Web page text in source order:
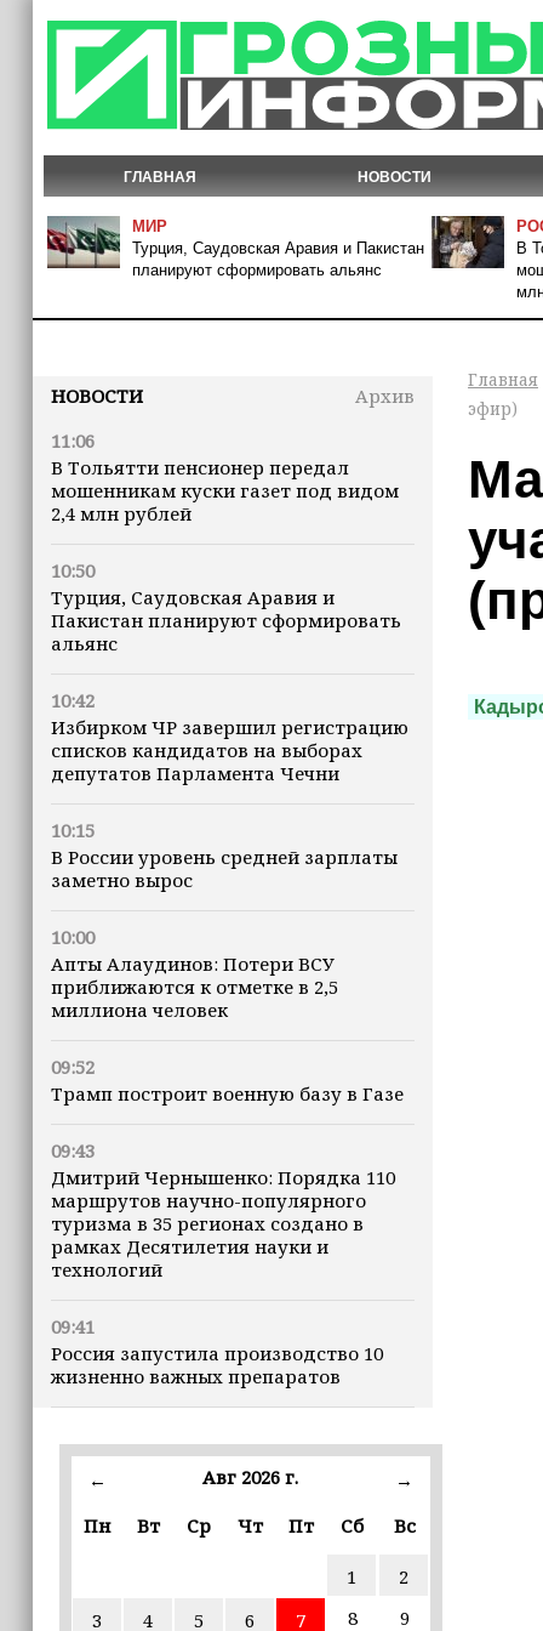
ГЛАВНАЯ НОВОСТИ
МИР
Турция, Саудовская Аравия и Пакистан
планируют сформировать альянс
В
НОВОСТИ
Архив
11:06
В Тольятти пенсионер передал
мошенникам куски газет под видом
2,4 млн рублей
10:50
Турция, Саудовская Аравия и
Пакистан планируют сформировать
альянс
10:42
Избирком ЧР завершил регистрацию
списков кандидатов на выборах
депутатов Парламента Чечни
10:15
В России уровень средней зарплаты
заметно вырос
10:00
Апты Алаудинов: Потери ВСУ
приближаются к отметке в 2,5
миллиона человек
09:52
Трамп построит военную базу в Газе
09:43
Дмитрий Чернышенко: Порядка 110
маршрутов научно-популярного
туризма в 35 регионах создано в
рамках Десятилетия науки и
технологий
09:41
Россия запустила производство 10
жизненно важных препаратов
В ЧГПУ стартовала стажировка для
студентов из Ирака и Иордании
09:28
ПВО за ночь сбила 203 украинских
← Авг 2026 г.
→
Пн
Вт Ср Чт Пт Сб Вс
1
2
3
4 5 6 7 8
9
Главная
эфир)